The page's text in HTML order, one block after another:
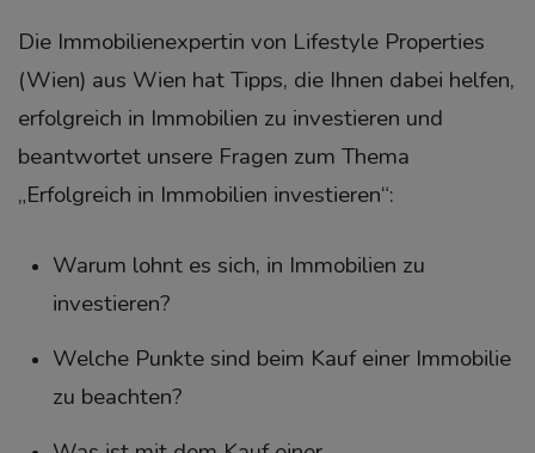
Die Immobilienexpertin von Lifestyle Properties
(Wien) aus Wien hat Tipps, die Ihnen dabei helfen,
erfolgreich in Immobilien zu investieren und
beantwortet unsere Fragen zum Thema
„Erfolgreich in Immobilien investieren“:
Warum lohnt es sich, in Immobilien zu
investieren?
Welche Punkte sind beim Kauf einer Immobilie
zu beachten?